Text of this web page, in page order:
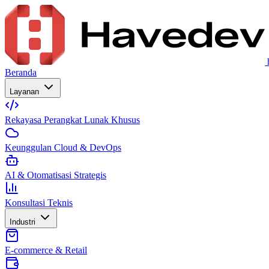
Beranda
Layanan
Rekayasa Perangkat Lunak Khusus
Keunggulan Cloud & DevOps
AI & Otomatisasi Strategis
Konsultasi Teknis
Industri
E-commerce & Retail